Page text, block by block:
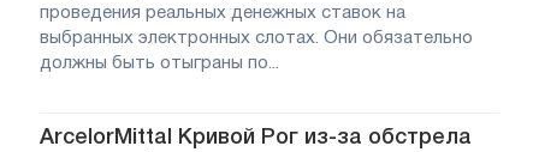
проведения реальных денежных ставок на
выбранных электронных слотах. Они обязательно
должны быть отыграны по...
ArcelorMittal Кривой Рог из-за обстрела